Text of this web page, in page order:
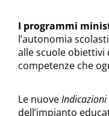
I programmi
l’autonomia
alle scuole
competenze che
Le nuoveIndicazioni
dell’impianto